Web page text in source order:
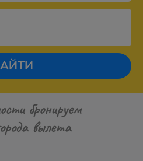
бронируем
вылета